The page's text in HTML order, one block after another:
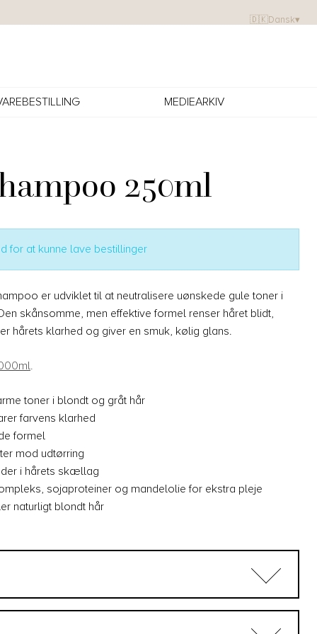
🇩🇰Dansk▾
MEDIEARKIV
250ml
for at kunne lave bestillinger
er udviklet til at neutralisere uønskede gule toner i
skånsomme, men effektive formel renser håret blidt,
hårets klarhed og giver en smuk, kølig glans.
.
toner i blondt og gråt hår
farvens klarhed
formel
mod udtørring
i hårets skællag
sojaproteiner og mandelolie for ekstra pleje
naturligt blondt hår